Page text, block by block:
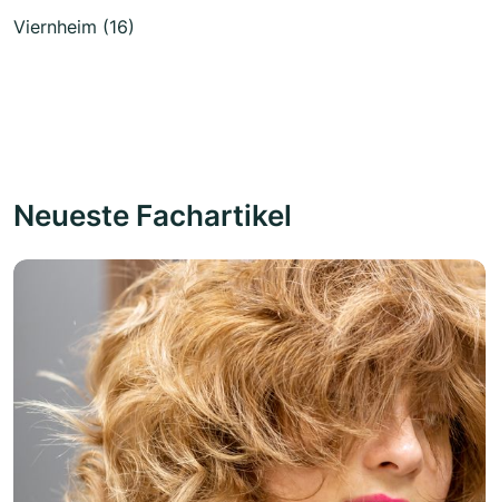
Viernheim (16)
Neueste Fachartikel